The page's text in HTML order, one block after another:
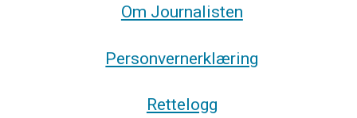
Om Journalisten
Personvernerklæring
Rettelogg